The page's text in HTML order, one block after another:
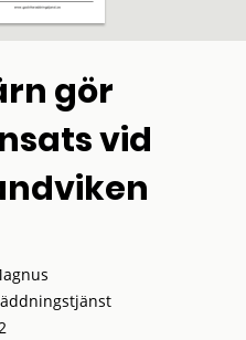
gör
vid